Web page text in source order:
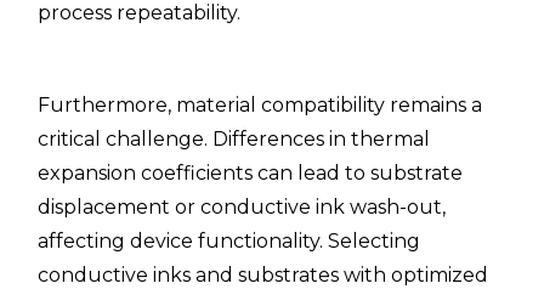
process repeatability.
Furthermore, material compatibility remains a
critical challenge. Differences in thermal
expansion coefficients can lead to substrate
displacement or conductive ink wash-out,
affecting device functionality. Selecting
conductive inks and substrates with optimized